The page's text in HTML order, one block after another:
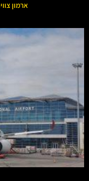
ארמון